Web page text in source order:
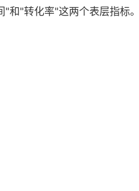
和"转化率"这两个表层指标。